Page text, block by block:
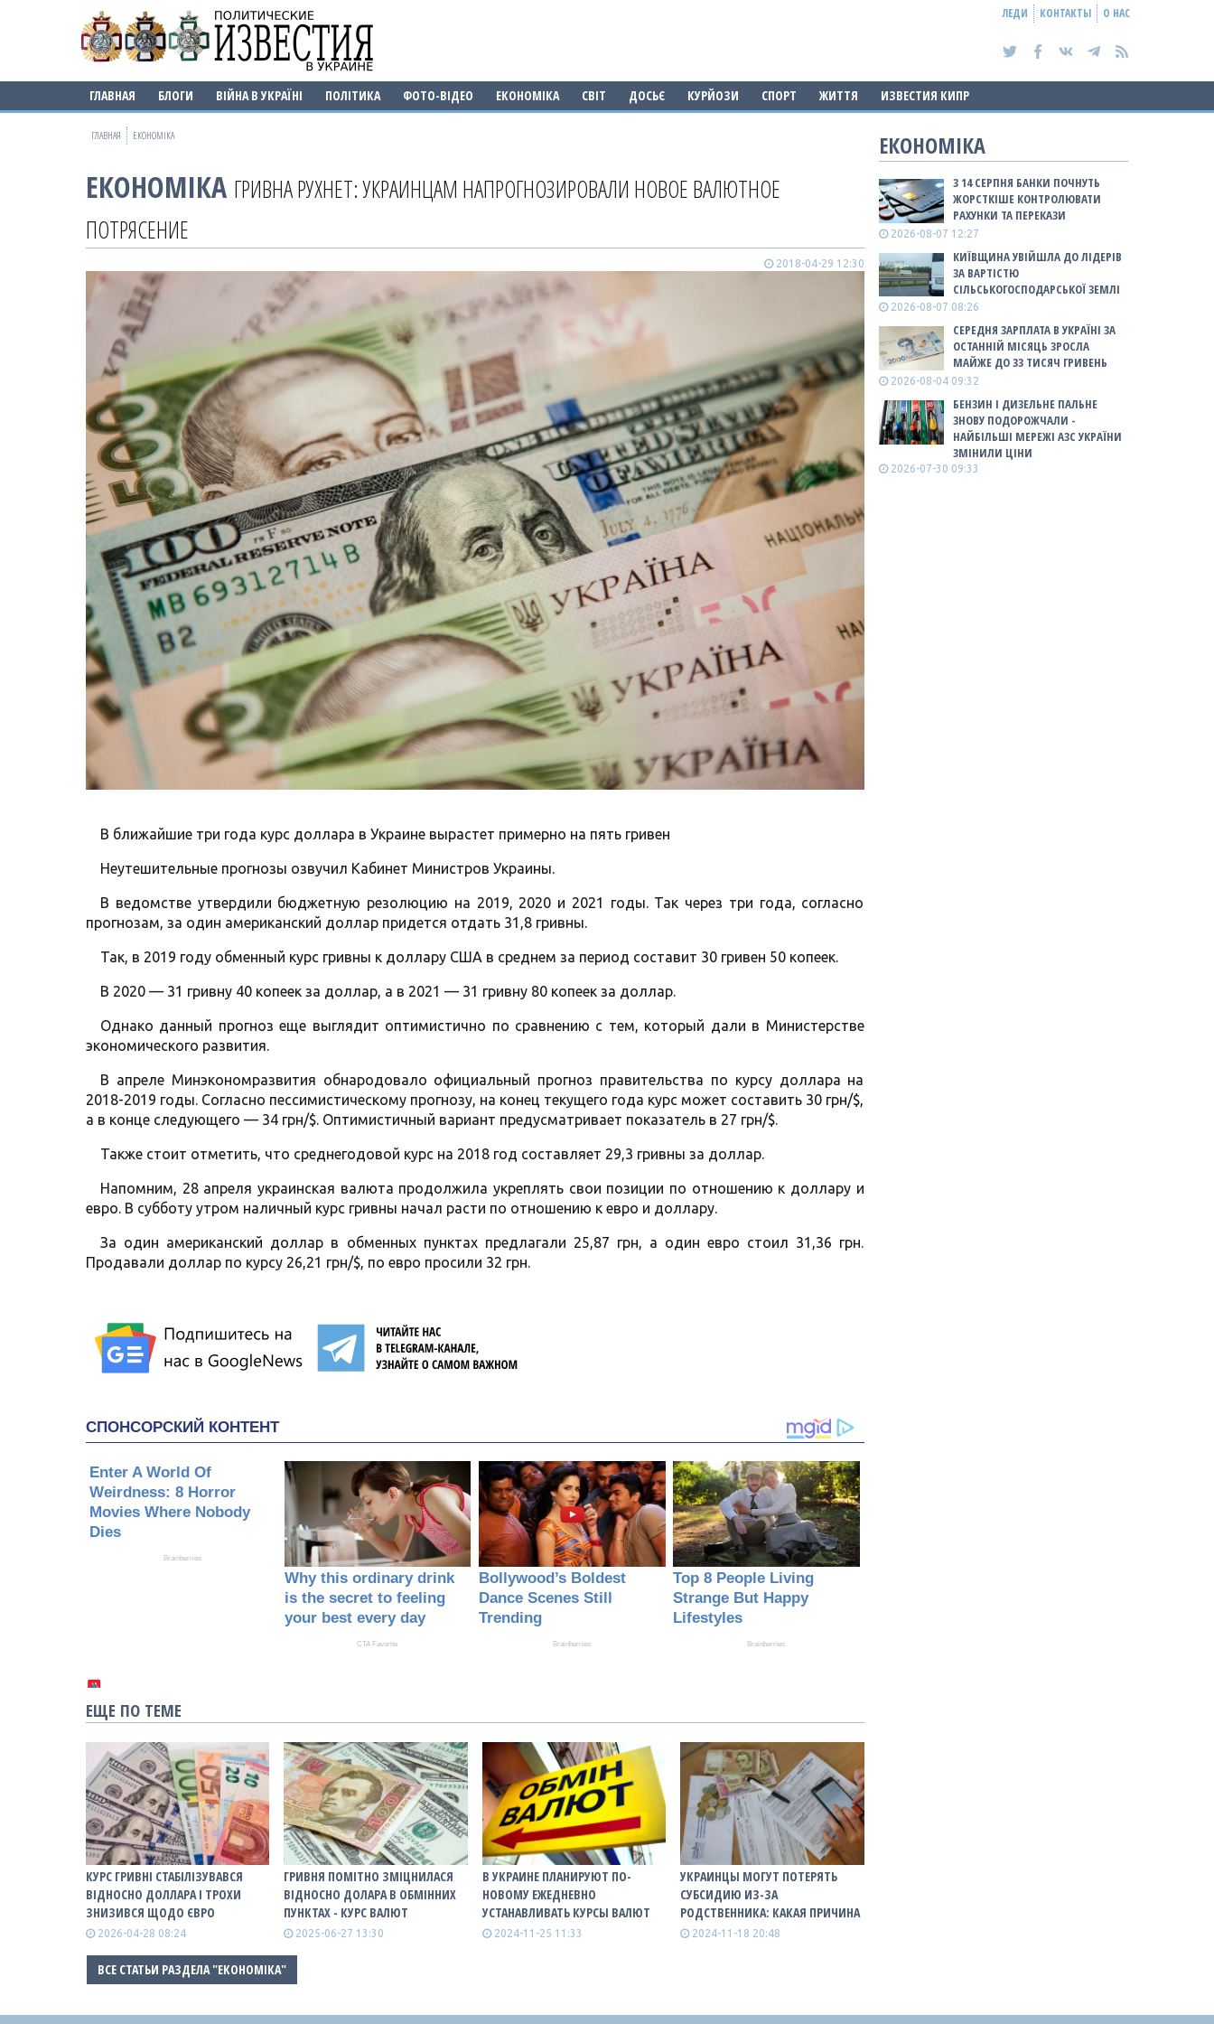
ЛЕДИ КОНТАКТЫ О НАС
ГЛАВНАЯ БЛОГИ ВІЙНА В УКРАЇНІ ПОЛІТИКА ФОТО-ВІДЕО ЕКОНОМІКА СВІТ ДОСЬЄ КУРЙОЗИ СПОРТ ЖИТТЯ ИЗВЕСТИЯ КИПР
ГЛАВНАЯ ЕКОНОМІКА
ЕКОНОМІКА ГРИВНА РУХНЕТ: УКРАИНЦАМ НАПРОГНОЗИРОВАЛИ НОВОЕ ВАЛЮТНОЕ
ПОТРЯСЕНИЕ
2018-04-29 12:30
В ближайшие три года курс доллара в Украине вырастет примерно на пять гривен
Неутешительные прогнозы озвучил Кабинет Министров Украины.
В ведомстве утвердили бюджетную резолюцию на 2019, 2020 и 2021 годы. Так через три года, согласно
прогнозам, за один американский доллар придется отдать 31,8 гривны.
Так, в 2019 году обменный курс гривны к доллару США в среднем за период составит 30 гривен 50 копеек.
В 2020 — 31 гривну 40 копеек за доллар, а в 2021 — 31 гривну 80 копеек за доллар.
Однако данный прогноз еще выглядит оптимистично по сравнению с тем, который дали в Министерстве
экономического развития.
В апреле Минэкономразвития обнародовало официальный прогноз правительства по курсу доллара на
2018-2019 годы. Согласно пессимистическому прогнозу, на конец текущего года курс может составить 30 грн/$,
а в конце следующего — 34 грн/$. Оптимистичный вариант предусматривает показатель в 27 грн/$.
Также стоит отметить, что среднегодовой курс на 2018 год составляет 29,3 гривны за доллар.
Напомним, 28 апреля украинская валюта продолжила укреплять свои позиции по отношению к доллару и
евро. В субботу утром наличный курс гривны начал расти по отношению к евро и доллару.
За один американский доллар в обменных пунктах предлагали 25,87 грн, а один евро стоил 31,36 грн.
Продавали доллар по курсу 26,21 грн/$, по евро просили 32 грн.
ЕЩЕ ПО ТЕМЕ
КУРС ГРИВНІ СТАБІЛІЗУВАВСЯ
ВІДНОСНО ДОЛЛАРА І ТРОХИ
ЗНИЗИВСЯ ЩОДО ЄВРО
2026-04-28 08:24
ГРИВНЯ ПОМІТНО ЗМІЦНИЛАСЯ
ВІДНОСНО ДОЛАРА В ОБМІННИХ
ПУНКТАХ - КУРС ВАЛЮТ
2025-06-27 13:30
В УКРАИНЕ ПЛАНИРУЮТ ПО-
НОВОМУ ЕЖЕДНЕВНО
УСТАНАВЛИВАТЬ КУРСЫ ВАЛЮТ
2024-11-25 11:33
УКРАИНЦЫ МОГУТ ПОТЕРЯТЬ
СУБСИДИЮ ИЗ-ЗА
РОДСТВЕННИКА: КАКАЯ ПРИЧИНА
2024-11-18 20:48
ВСЕ СТАТЬИ РАЗДЕЛА "ЕКОНОМІКА"
ЕКОНОМІКА
З 14 СЕРПНЯ БАНКИ ПОЧНУТЬ
ЖОРСТКІШЕ КОНТРОЛЮВАТИ
РАХУНКИ ТА ПЕРЕКАЗИ
2026-08-07 12:27
КИЇВЩИНА УВІЙШЛА ДО ЛІДЕРІВ
ЗА ВАРТІСТЮ
СІЛЬСЬКОГОСПОДАРСЬКОЇ ЗЕМЛІ
2026-08-07 08:26
СЕРЕДНЯ ЗАРПЛАТА В УКРАЇНІ ЗА
ОСТАННІЙ МІСЯЦЬ ЗРОСЛА
МАЙЖЕ ДО 33 ТИСЯЧ ГРИВЕНЬ
2026-08-04 09:32
БЕНЗИН І ДИЗЕЛЬНЕ ПАЛЬНЕ
ЗНОВУ ПОДОРОЖЧАЛИ -
НАЙБІЛЬШІ МЕРЕЖІ АЗС УКРАЇНИ
ЗМІНИЛИ ЦІНИ
2026-07-30 09:33